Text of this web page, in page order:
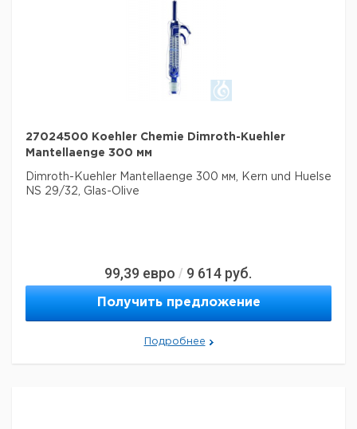
27024500 Koehler Chemie Dimroth-Kuehler
Mantellaenge 300 мм
Dimroth-Kuehler Mantellaenge 300 мм, Kern und Huelse
NS 29/32, Glas-Olive
99,39 евро / 9 614 руб.
Получить предложение
Подробнее